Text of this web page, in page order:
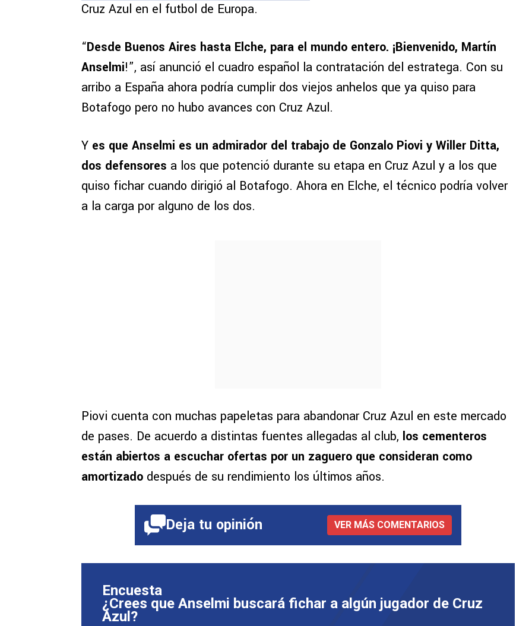
Cruz Azul en el futbol de Europa.
“Desde Buenos Aires hasta Elche, para el mundo entero. ¡Bienvenido, Martín
Anselmi!”, así anunció el cuadro español la contratación del estratega. Con su
arribo a España ahora podría cumplir dos viejos anhelos que ya quiso para
Botafogo pero no hubo avances con Cruz Azul.
Y es que Anselmi es un admirador del trabajo de Gonzalo Piovi y Willer Ditta,
dos defensores a los que potenció durante su etapa en Cruz Azul y a los que
quiso fichar cuando dirigió al Botafogo. Ahora en Elche, el técnico podría volver
a la carga por alguno de los dos.
Piovi cuenta con muchas papeletas para abandonar Cruz Azul en este mercado
de pases. De acuerdo a distintas fuentes allegadas al club, los cementeros
están abiertos a escuchar ofertas por un zaguero que consideran como
amortizado después de su rendimiento los últimos años.
Deja tu opinión VER MÁS COMENTARIOS
Encuesta
¿Crees que Anselmi buscará fichar a algún jugador de Cruz
Azul?